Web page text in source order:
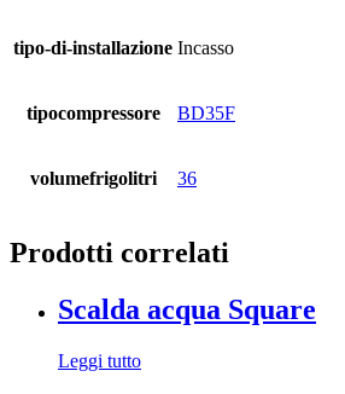
tipo-di-installazione Incasso
tipocompressore BD35F
volumefrigolitri 36
Prodotti correlati
Scalda acqua Square
Leggi tutto